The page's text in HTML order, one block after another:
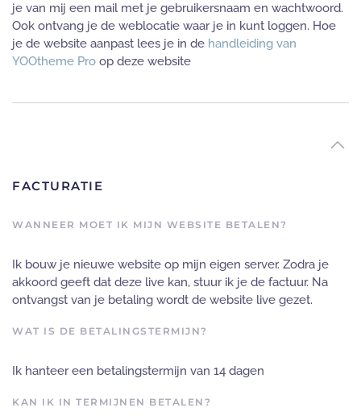
je van mij een mail met je gebruikersnaam en wachtwoord.
Ook ontvang je de weblocatie waar je in kunt loggen. Hoe
je de website aanpast lees je in de handleiding van
YOOtheme Pro op deze website
FACTURATIE
WANNEER MOET IK MIJN WEBSITE BETALEN?
Ik bouw je nieuwe website op mijn eigen server. Zodra je
akkoord geeft dat deze live kan, stuur ik je de factuur. Na
ontvangst van je betaling wordt de website live gezet.
WAT IS DE BETALINGSTERMIJN?
Ik hanteer een betalingstermijn van 14 dagen
KAN IK IN TERMIJNEN BETALEN?